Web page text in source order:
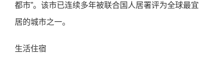
都市”。该市已连续多年被联合国⼈居署评为全球最宜
居的城市之⼀。
⽣活住宿